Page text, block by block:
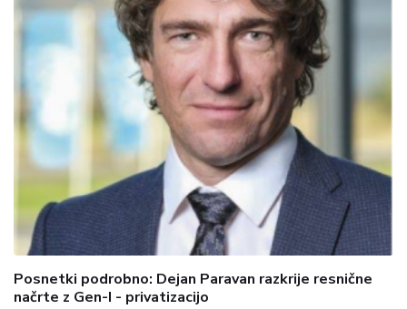
Posnetki podrobno: Dejan Paravan razkrije resnične
načrte z Gen-I - privatizacijo